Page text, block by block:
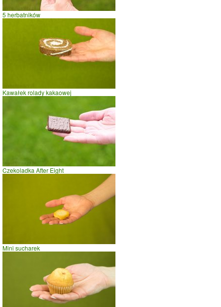
0
jazda na rowerze
szybki taniec,trucht
prasowanie
prowadzenie samochodu
5 herbatników
Kawałek rolady kakaowej
Czekoladka After Eight
Mini sucharek